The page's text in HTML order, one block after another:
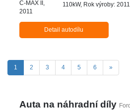
110kW, Rok výroby: 2011
Detail autodílu
1 (aktuální)
2 3 4 5 6 »Další
Auta na náhradní díly Ford